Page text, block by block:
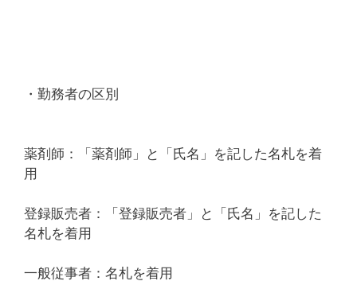
・勤務者の区別
薬剤師：「薬剤師」と「氏名」を記した名札を着
用
登録販売者：「登録販売者」と「氏名」を記した
名札を着用
一般従事者：名札を着用